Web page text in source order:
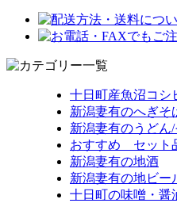
十日町産魚沼コシ
新潟妻有のへぎそ
新潟妻有のうどん
おすすめ セット
新潟妻有の地酒
新潟妻有の地ビー
十日町の味噌・醤